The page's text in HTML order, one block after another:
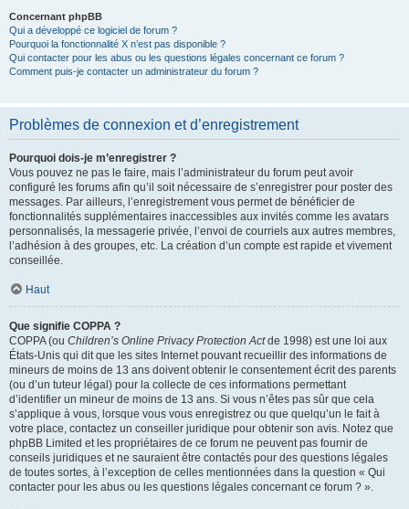
Concernant phpBB
Qui a développé ce logiciel de forum ?
Pourquoi la fonctionnalité X n’est pas disponible ?
Qui contacter pour les abus ou les questions légales concernant ce forum ?
Comment puis-je contacter un administrateur du forum ?
Problèmes de connexion et d’enregistrement
Pourquoi dois-je m’enregistrer ?
Vous pouvez ne pas le faire, mais l’administrateur du forum peut avoir
configuré les forums afin qu’il soit nécessaire de s’enregistrer pour poster des
messages. Par ailleurs, l’enregistrement vous permet de bénéficier de
fonctionnalités supplémentaires inaccessibles aux invités comme les avatars
personnalisés, la messagerie privée, l’envoi de courriels aux autres membres,
l’adhésion à des groupes, etc. La création d’un compte est rapide et vivement
conseillée.
Haut
Que signifie COPPA ?
COPPA (ou Children’s Online Privacy Protection Actde 1998) est une loi aux
États-Unis qui dit que les sites Internet pouvant recueillir des informations de
mineurs de moins de 13 ans doivent obtenir le consentement écrit des parents
(ou d’un tuteur légal) pour la collecte de ces informations permettant
d’identifier un mineur de moins de 13 ans. Si vous n’êtes pas sûr que cela
s’applique à vous, lorsque vous vous enregistrez ou que quelqu’un le fait à
votre place, contactez un conseiller juridique pour obtenir son avis. Notez que
phpBB Limited et les propriétaires de ce forum ne peuvent pas fournir de
conseils juridiques et ne sauraient être contactés pour des questions légales
de toutes sortes, à l’exception de celles mentionnées dans la question « Qui
contacter pour les abus ou les questions légales concernant ce forum ? ».